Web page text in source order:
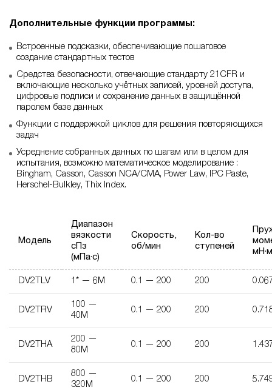
Дополнительные функции программы:
Встроенные подсказки, обеспечивающие пошаговое
создание стандартных тестов
Средства безопасности, отвечающие стандарту 21CFR и
включающие несколько учётных записей, уровней доступа,
цифровые подписи и сохранение данных в защищённой
паролем базе данных
Функции с поддержкой циклов для решения повторяющихся
задач
Усреднение собранных данных по шагам или в целом для
испытания, возможно математическое моделирование :
Bingham, Casson, Casson NCA/CMA, Power Law, IPC Paste,
Herschel-Bulkley, Thix Index.
Модель
Диапазон
вязкости
сПз
(мПа·с)
Скорость,
об/мин
Кол-во
ступеней
мН·м
DV2TLV 1* — 6M 0.1 — 200 200
DV2TRV
100 —
40M
0.1 — 200 200
DV2THA
200 —
80M
0.1 — 200 200
DV2THB
800 —
320M
0.1 — 200 200